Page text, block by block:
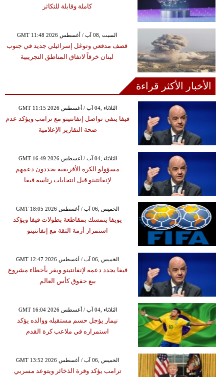
كاملة وقابلة للتكاثر
GMT 11:48 2026 السبت ,08 آب / أغسطس
قصف مدفعي وتوغل إسرائيلي جديد في جنوب
لبنان خرقاً لاتفاق المناطق التجريبية
الأخبار الأكثر قراءة
GMT 11:15 2026 الثلاثاء ,04 آب / أغسطس
فيفا ينفي تواصل إنفانتينو مع ترامب ويؤكد عدم
صحة التقارير الإعلامية
GMT 16:49 2026 الثلاثاء ,04 آب / أغسطس
مسؤولو الكرة الأفريقية يجددون دعمهم
لإنفانتينو قبل انتخابات رئاسة فيفا
GMT 18:05 2026 الخميس ,06 آب / أغسطس
يويفا يتمسك بمقاطعة بطولات فيفا ويؤكد
استمرار أزمة الثقة مع إنفانتينو
GMT 12:47 2026 الخميس ,06 آب / أغسطس
فيفا يجدد دعمه لإنفانتينو ويقر بأخطاء مشروع
بيع حقوق كأس العالم
GMT 16:04 2026 الثلاثاء ,04 آب / أغسطس
نيمار يؤجل حسم مستقبله ووالده يؤكد
استمراره في ملاعب كرة القدم
GMT 13:52 2026 الخميس ,06 آب / أغسطس
ترامب يؤكد وفرة الذخائر ويتوعد مسربي